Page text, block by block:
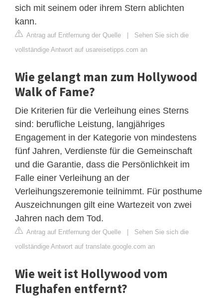
sich mit seinem oder ihrem Stern ablichten
kann.
Antrag auf Entfernung der Quelle | Sehen Sie sich die
vollständige Antwort auf usareisetipps.com an
Wie gelangt man zum Hollywood
Walk of Fame?
Die Kriterien für die Verleihung eines Sterns
sind: berufliche Leistung, langjähriges
Engagement in der Kategorie von mindestens
fünf Jahren, Verdienste für die Gemeinschaft
und die Garantie, dass die Persönlichkeit im
Falle einer Verleihung an der
Verleihungszeremonie teilnimmt. Für posthume
Auszeichnungen gilt eine Wartezeit von zwei
Jahren nach dem Tod.
Antrag auf Entfernung der Quelle | Sehen Sie sich die
vollständige Antwort auf translate.google.com an
Wie weit ist Hollywood vom
Flughafen entfernt?